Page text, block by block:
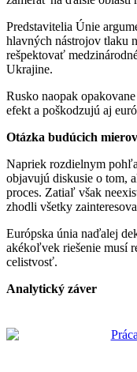
Predstavitelia Únie
hlavných nástrojov tlaku
rešpektovať
Ukrajine.
Rusko naopak
efekt a poškodzujú aj
Otázka budúcich
Napriek rozdielnym
objavujú diskusie o tom,
proces. Zatiaľ však
zhodli všetky
Európska únia naďalej
akékoľvek riešenie musí
celistvosť.
Analytický záver